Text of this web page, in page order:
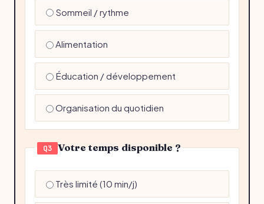
Sommeil / rythme
Alimentation
Éducation / développement
Organisation du quotidien
Q3 Votre temps disponible ?
Très limité (10 min/j)